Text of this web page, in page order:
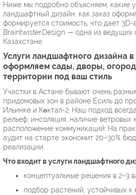
Ниже мы подробно объясняем, какие
ландшафтный дизайн, как заказ
формируется стоимость, что дает 3D-
Braintwister.Design — одна из ведущих
Казахстане.
Услуги ландшафтного дизайна
оформляем сады, дворы,
территории под ваш стиль
Участки в Астане бывают очень
придомовых зон в районе Есиль до
Ильинке и Көктал-2. Наш подход
рельеф, инсоляция, наличие ветровых
расположение коммуникаций. На
аудит на старте экономит 20–30%
реализации.
Что входит в услуги ландшафтного
концептуальные решения в 2–3
подбор растений, устойчивых к